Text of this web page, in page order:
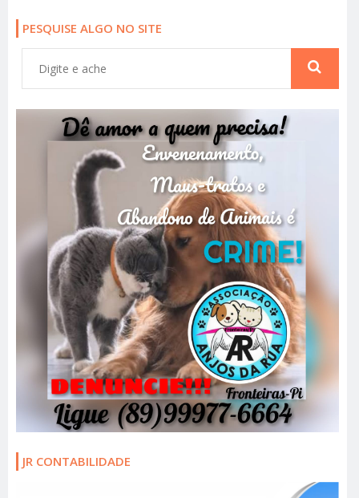
PESQUISE ALGO NO SITE
JR CONTABILIDADE